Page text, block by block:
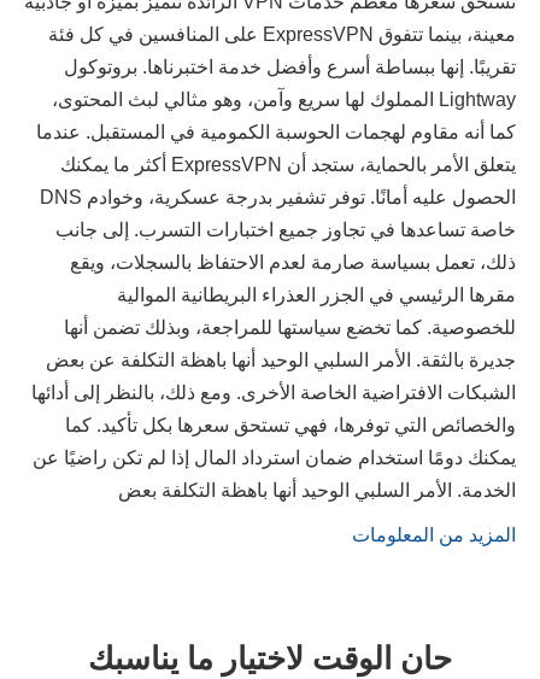
معينة، بينما تتفوق ExpressVPN على المنافسين في كل فئة
تقريبًا. إنها ببساطة أسرع وأفضل خدمة اختبرناها. بروتوكول
Lightway المملوك لها سريع وآمن، وهو مثالي لبث المحتوى،
كما أنه مقاوم لهجمات الحوسبة الكمومية في المستقبل. عندما
يتعلق الأمر بالحماية، ستجد أن ExpressVPN أكثر ما يمكنك
الحصول عليه أمانًا. توفر تشفير بدرجة عسكرية، وخوادم DNS
خاصة تساعدها في تجاوز جميع اختبارات التسرب. إلى جانب
ذلك، تعمل بسياسة صارمة لعدم الاحتفاظ بالسجلات، ويقع
مقرها الرئيسي في الجزر العذراء البريطانية الموالية
للخصوصية. كما تخضع سياستها للمراجعة، وبذلك تضمن أنها
جديرة بالثقة. الأمر السلبي الوحيد أنها باهظة التكلفة عن بعض
الشبكات الافتراضية الخاصة الأخرى. ومع ذلك، بالنظر إلى أدائها
والخصائص التي توفرها، فهي تستحق سعرها بكل تأكيد. كما
يمكنك دومًا استخدام ضمان استرداد المال إذا لم تكن راضيًا عن
الخدمة. الأمر السلبي الوحيد أنها باهظة التكلفة بعض
المزيد من المعلومات
حان الوقت لاختيار ما يناسبك